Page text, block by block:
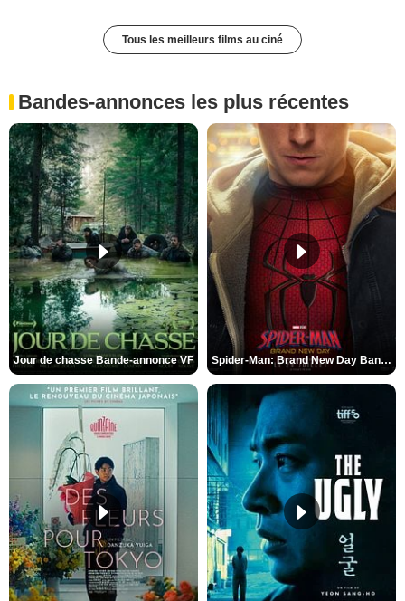
Tous les meilleurs films au ciné
Bandes-annonces les plus récentes
Jour de chasse Bande-annonce VF Spider-Man: Brand New Day Bande-annonce (3) VO STFR